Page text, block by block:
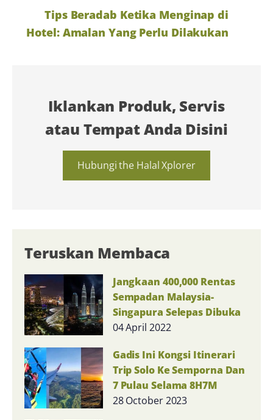
Teruskan Membaca
Jangkaan 400,000 Rentas
Sempadan Malaysia-
Singapura Selepas Dibuka
04 April 2022
Gadis Ini Kongsi Itinerari
Trip Solo Ke Semporna Dan
7 Pulau Selama 8H7M
28 October 2023
Iklankan Produk, Servis
atau Tempat Anda Disini
Hubungi the Halal Xplorer
Tips Beradab Ketika Menginap di
Hotel: Amalan Yang Perlu Dilakukan